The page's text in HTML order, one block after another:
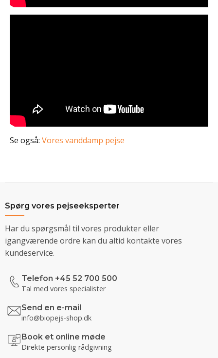
Se også: Vores vanddamp pejse
Spørg vores pejseeksperter
Har du spørgsmål til vores produkter eller
igangværende ordre kan du altid kontakte vores
kundeservice.
Telefon +45 52 700 500
Tal med vores specialister
Send en e-mail
info@biopejs-shop.dk
Book et online møde
Direkte personlig rådgivning